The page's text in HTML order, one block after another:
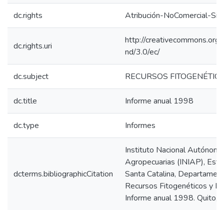
dc.rights Atribución-NoComercial-
dc.rights.uri
http://
nd/3.0/ec/
dc.subject RECURSOS
dc.title Informe anual 1998
dc.type Informes
dcterms.bibliographicCitation
Instituto Nacional
Agropecuarias (INIAP),
Santa Catalina,
Recursos Fitogenéticos y
Informe anual 1998. Quito,